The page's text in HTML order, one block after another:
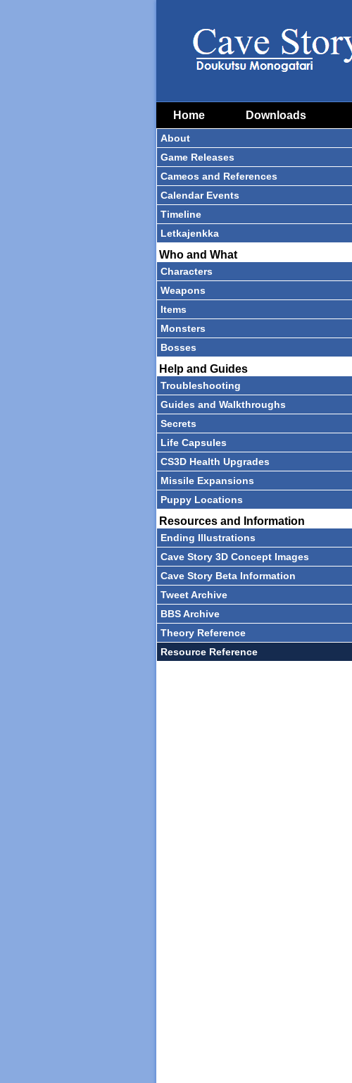
Home Downloads
About
Game Releases
Cameos and References
Calendar Events
Timeline
Letkajenkka
Who and What
Characters
Weapons
Items
Monsters
Bosses
Help and Guides
Troubleshooting
Guides and Walkthroughs
Secrets
Life Capsules
CS3D Health Upgrades
Missile Expansions
Puppy Locations
Resources and Information
Ending Illustrations
Cave Story 3D Concept Images
Cave Story Beta Information
Tweet Archive
BBS Archive
Theory Reference
Resource Reference